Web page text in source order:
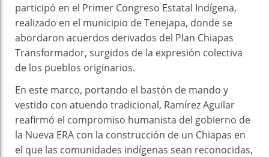
participó en el Primer Congreso Estatal Indígena,
realizado en el municipio de Tenejapa, donde se
abordaron acuerdos derivados del Plan Chiapas
Transformador, surgidos de la expresión colectiva
de los pueblos originarios.
En este marco, portando el bastón de mando y
vestido con atuendo tradicional, Ramírez Aguilar
reafirmó el compromiso humanista del gobierno de
la Nueva ERA con la construcción de un Chiapas en
el que las comunidades indígenas sean reconocidas,